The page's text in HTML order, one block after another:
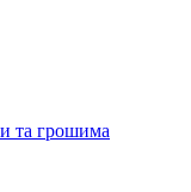
та грошима